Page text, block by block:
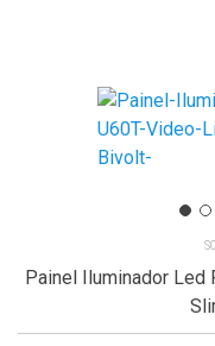
Painel Iluminador Led